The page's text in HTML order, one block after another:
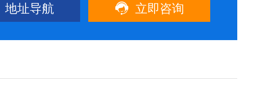
地址导航  立即咨询